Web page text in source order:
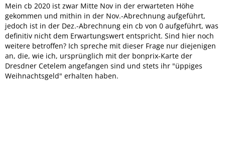
Mein cb 2020 ist zwar Mitte Nov in der erwarteten Höhe
gekommen und mithin in der Nov.-Abrechnung aufgeführt,
jedoch ist in der Dez.-Abrechnung ein cb von 0 aufgeführt, was
definitiv nicht dem Erwartungswert entspricht. Sind hier noch
weitere betroffen? Ich spreche mit dieser Frage nur diejenigen
an, die, wie ich, ursprünglich mit der bonprix-Karte der
Dresdner Cetelem angefangen sind und stets ihr "üppiges
Weihnachtsgeld" erhalten haben.